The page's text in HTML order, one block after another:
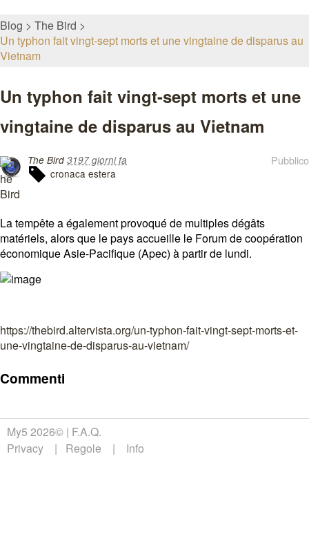
Blog
The Bird
Un typhon fait vingt-sept morts et une vingtaine de disparus au
Vietnam
Un typhon fait vingt-sept morts et une
vingtaine de disparus au Vietnam
Pubblico
The Bird 3197 giorni fa
cronaca estera
La tempête a également provoqué de multiples dégâts
matériels, alors que le pays accueille le Forum de coopération
économique Asie-Pacifique (Apec) à partir de lundi.
https://thebird.altervista.org/un-typhon-fait-vingt-sept-morts-et-
une-vingtaine-de-disparus-au-vietnam/
Commenti
My5 2026© F.A.Q.
Privacy
Regole Info